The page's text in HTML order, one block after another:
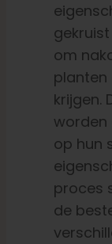
om
planten
krijgen.
worden
op hun
proces
de